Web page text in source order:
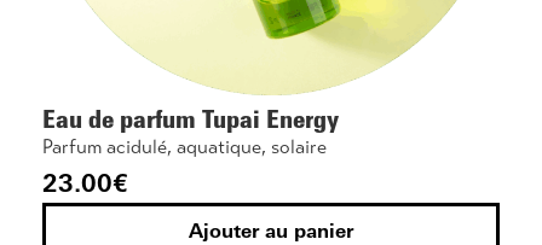
Eau de parfum Tupai Energy
Parfum acidulé, aquatique, solaire
23.00€
Ajouter au panier